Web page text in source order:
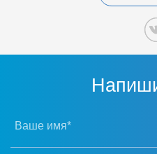
Ваше имя*